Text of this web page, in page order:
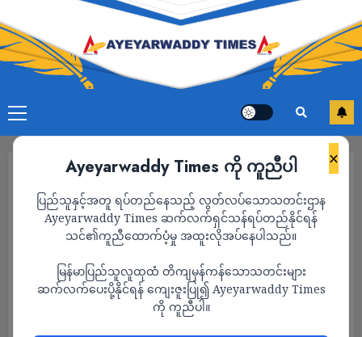
×
Ayeyarwaddy Times ကို ကူညီပါ
ပြည်သူနှင့်အတူ ရပ်တည်နေသည့် လွတ်လပ်သောသတင်းဌာန
Ayeyarwaddy Times ဆက်လက်ရှင်သန်ရပ်တည်နိုင်ရန်
သင်၏ကူညီထောက်ပံ့မှု အထူးလိုအပ်နေပါသည်။
မြန်မာပြည်သူလူထုထံ တိကျမှန်ကန်သောသတင်းများ
ဆက်လက်ပေးပို့နိုင်ရန် ကျေးဇူးပြု၍ Ayeyarwaddy Times
ကို ကူညီပါ။